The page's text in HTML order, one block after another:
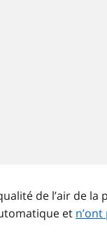
de l’air de
et